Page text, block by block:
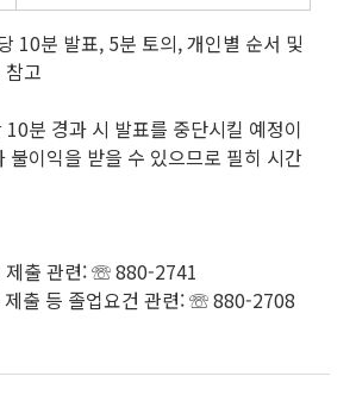
10분 발표, 5분 토의, 개인별 순서 및
고
분 경과 시 발표를 중단시킬 예정이
불이익을 받을 수 있으므로 필히 시간
제출 관련: ☏ 880-2741
제출 등 졸업요건 관련: ☏ 880-2708